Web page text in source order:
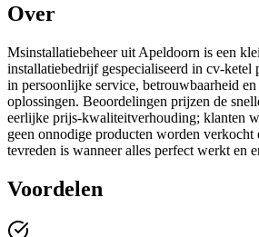
Over
Msinstallatiebeheer uit Apeldoorn is een
installatiebedrijf gespecialiseerd in cv-ketel
in persoonlijke service, betrouwbaarheid
oplossingen. Beoordelingen prijzen de
eerlijke prijs‑kwaliteitverhouding; klanten
geen onnodige producten worden verkocht
tevreden is wanneer alles perfect werkt en
Voordelen